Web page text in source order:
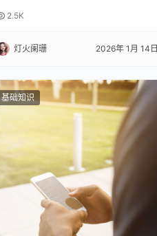
2.5K
灯火阑珊 2026年 1月 14日
基础知识